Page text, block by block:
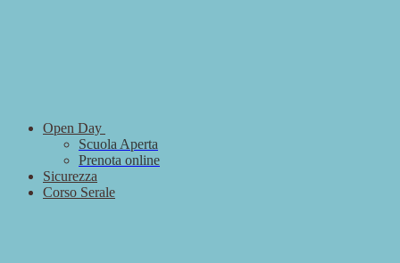
Open Day
Scuola Aperta
Prenota online
Sicurezza
Corso Serale